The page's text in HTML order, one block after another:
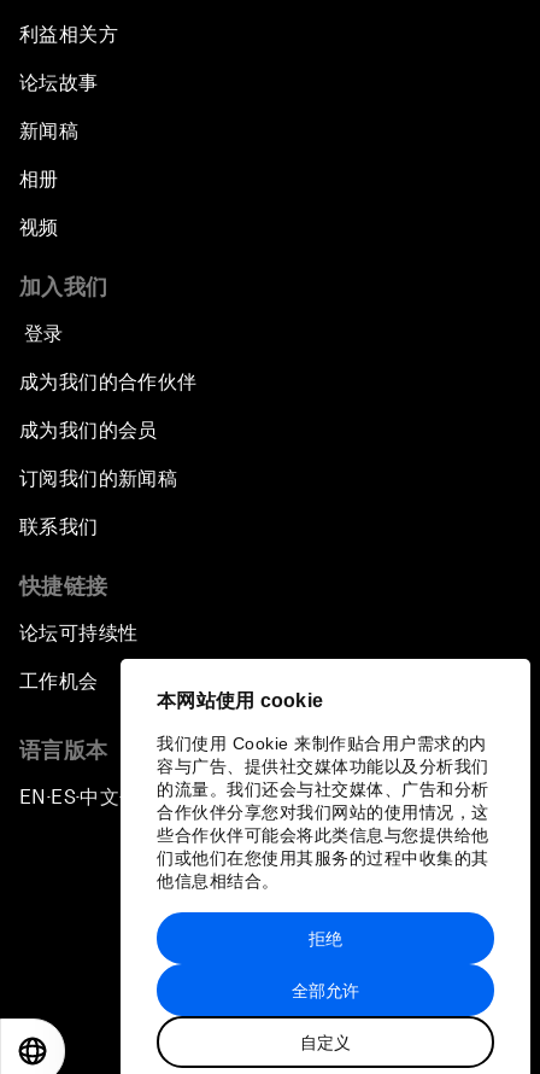
本网站使用 cookie
我们使用 Cookie 来制作贴合用户需求的内
容与广告、提供社交媒体功能以及分析我们
的流量。我们还会与社交媒体、广告和分析
合作伙伴分享您对我们网站的使用情况，这
些合作伙伴可能会将此类信息与您提供给他
们或他们在您使用其服务的过程中收集的其
他信息相结合。
全部允许
自定义
拒绝
利益相关方
论坛故事
新闻稿
相册
视频
加入我们
登录
成为我们的合作伙伴
成为我们的会员
订阅我们的新闻稿
联系我们
快捷链接
论坛可持续性
工作机会
语言版本
EN ▪ES▪中文▪ 日本語
站点地图
世界经济论坛